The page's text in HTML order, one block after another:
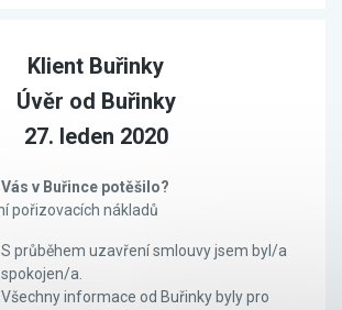
Klient Buřinky
Úvěr od Buřinky
27. leden 2020
v Buřince potěšilo?
pořizovacích nákladů
S průběhem uzavření smlouvy jsem byl/a
spokojen/a.
Všechny informace od Buřinky byly pro